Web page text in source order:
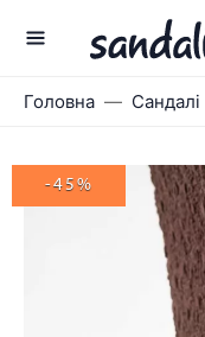
Головна Сандалі
-45%